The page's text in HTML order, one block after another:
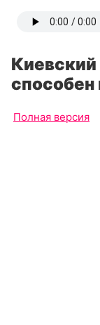
способен
Полная версия